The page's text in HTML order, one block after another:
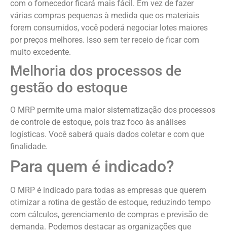
com o fornecedor ficará mais fácil. Em vez de fazer
várias compras pequenas à medida que os materiais
forem consumidos, você poderá negociar lotes maiores
por preços melhores. Isso sem ter receio de ficar com
muito excedente.
Melhoria dos processos de
gestão do estoque
O MRP permite uma maior sistematização dos processos
de controle de estoque, pois traz foco às análises
logísticas. Você saberá quais dados coletar e com que
finalidade.
Para quem é indicado?
O MRP é indicado para todas as empresas que querem
otimizar a rotina de gestão de estoque, reduzindo tempo
com cálculos, gerenciamento de compras e previsão de
demanda. Podemos destacar as organizações que